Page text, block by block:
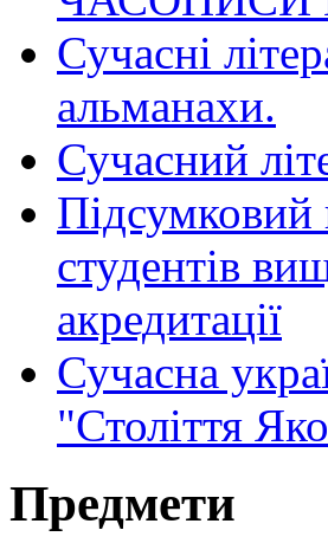
Сучасні
альманахи.
Сучасний
Підсумковий
студентів
акредитації
Сучасна
"Століття
Предмети